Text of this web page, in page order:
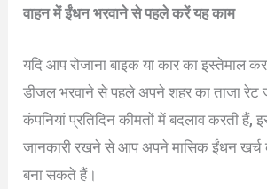
वाहन में ईंधन भरवाने से पहले करें यह काम
यदि आप रोजाना बाइक या कार का इस्तेमाल
डीजल भरवाने से पहले अपने शहर का ताजा
कंपनियां प्रतिदिन कीमतों में बदलाव करती हैं,
जानकारी रखने से आप अपने मासिक ईंधन खर्च
बना सकते हैं।